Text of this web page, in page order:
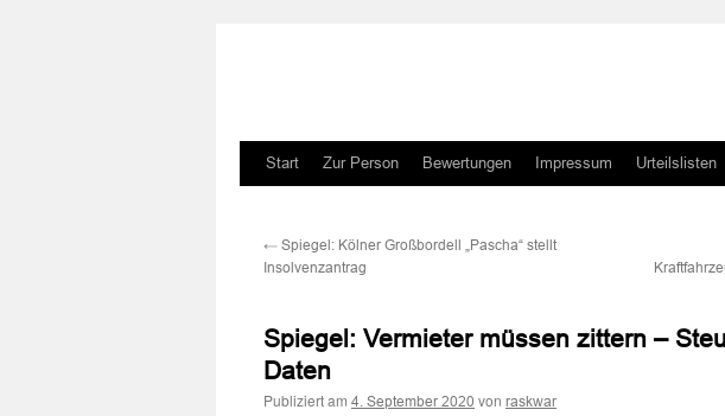
Zum
springen
Start Zur Person Bewertungen Impressum Urteilslisten
← Spiegel: Kölner Großbordell „Pascha“ stellt
Insolvenzantrag
Spiegel: Vermieter müssen zittern –
Daten
Publiziert am 4. September 2020 von raskwar